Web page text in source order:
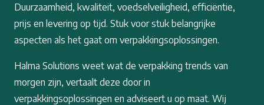
Duurzaamheid, kwaliteit, voedselveiligheid, efficiëntie,
prijs en levering op tijd. Stuk voor stuk belangrijke
aspecten als het gaat om verpakkingsoplossingen.
Halma Solutions weet wat de verpakking trends van
morgen zijn, vertaalt deze door in
verpakkingsoplossingen en adviseert u op maat. Wij